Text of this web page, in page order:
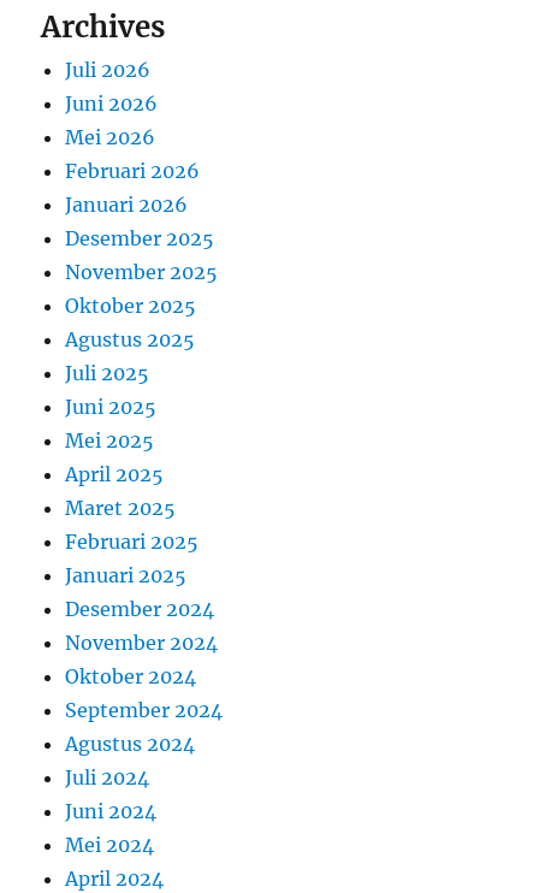
Archives
Juli 2026
Juni 2026
Mei 2026
Februari 2026
Januari 2026
Desember 2025
November 2025
Oktober 2025
Agustus 2025
Juli 2025
Juni 2025
Mei 2025
April 2025
Maret 2025
Februari 2025
Januari 2025
Desember 2024
November 2024
Oktober 2024
September 2024
Agustus 2024
Juli 2024
Juni 2024
Mei 2024
April 2024